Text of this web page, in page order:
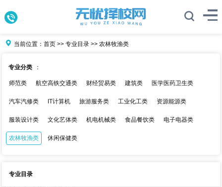
当前位置：首页 >>专业目录 >>农林牧渔类
专业分类 ：
师范类 航空高铁交通类 财经贸易类 建筑类 医学医药卫生类
汽车汽修类 IT计算机 旅游服务类 工业化工类 资源能源类
服装设计类 文化艺体类 机电机械类 食品餐饮类 电子电器类
农林牧渔类 休闲保健类
专业目录